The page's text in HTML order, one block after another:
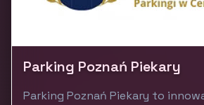
Parking Poznań Piekary
Parking Poznań Piekary to